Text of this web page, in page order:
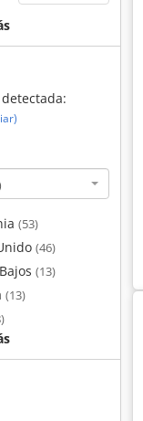
(53)
(46)
(13)
(13)